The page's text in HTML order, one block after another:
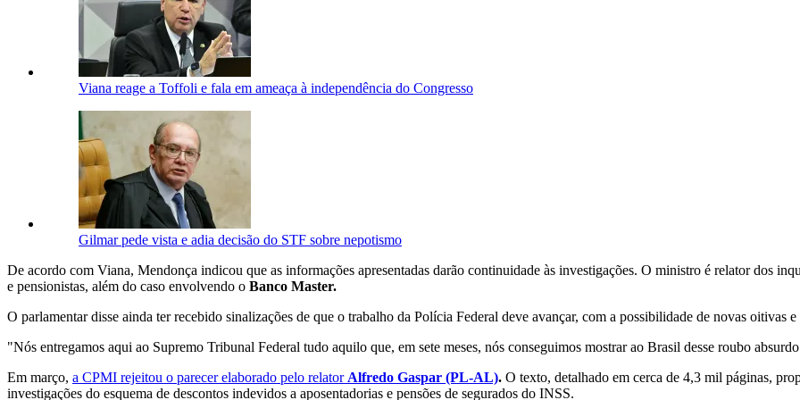
Viana reage a Toffoli e fala em ameaça à independência do Congresso
Gilmar pede vista e adia decisão do STF sobre nepotismo
De acordo com Viana, Mendonça indicou que as informações apresentadas darão continuidade às investigações. O ministro é relator dos
e pensionistas, além do caso envolvendo o Banco Master.
O parlamentar disse ainda ter recebido sinalizações de que o trabalho da Polícia Federal deve avançar, com a possibilidade de novas oitivas
"Nós entregamos aqui ao Supremo Tribunal Federal tudo aquilo que, em sete meses, nós conseguimos mostrar ao Brasil desse roubo
Em março, a CPMI rejeitou o parecer elaborado pelo relator Alfredo Gaspar (PL-AL). O texto, detalhado em cerca de 4,3 mil páginas,
investigações do esquema de descontos indevidos a aposentadorias e pensões de segurados do INSS.